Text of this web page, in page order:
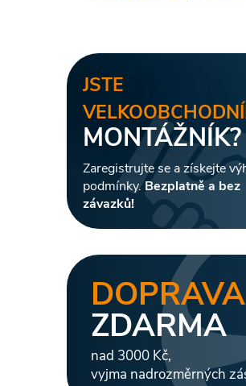
JSTE
MONTÁŽNÍK?
Zaregistrujte se a získejte
podmínky.Bezplatně a bez
závazků!
DOPRAVA
ZDARMA
nad 3000 Kč,
vyjma nadrozměrných